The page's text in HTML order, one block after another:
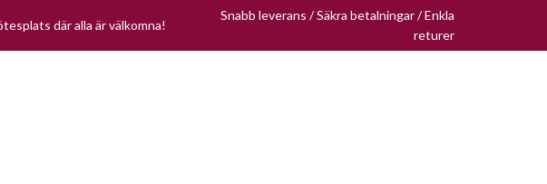
där alla är välkomna!
Snabb leverans / Säkra betalningar / Enkla
returer